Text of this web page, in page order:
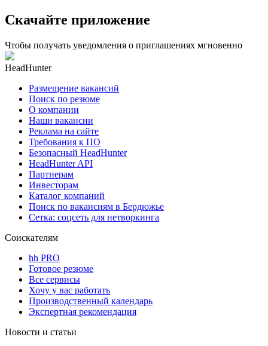
Скачайте приложение
Чтобы получать уведомления о приглашениях мгновенно
HeadHunter
Размещение вакансий
Поиск по резюме
О компании
Наши вакансии
Реклама на сайте
Требования к ПО
Безопасный HeadHunter
HeadHunter API
Партнерам
Инвесторам
Каталог компаний
Поиск по вакансиям в Бердюжье
Сетка: соцсеть для нетворкинга
Соискателям
hh PRO
Готовое резюме
Все сервисы
Хочу у вас работать
Производственный календарь
Экспертная рекомендация
Новости и статьи